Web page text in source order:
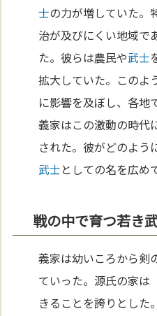
士の力が増していた。
治が及びにくい地域で
た。彼らは農民や武士
拡大していた。このよ
に影響を及ぼし、各地
義家はこの激動の時代
された。彼がどのよう
武士としての名を広め
戦の中で育つ若き
義家は幼いころから剣
ていった。源氏の家は
きることを誇りとした